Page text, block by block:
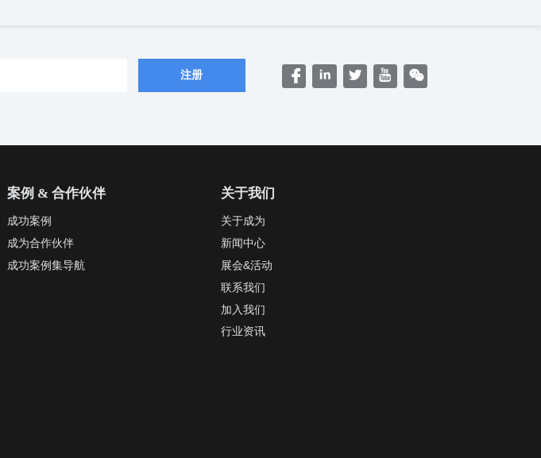
案例 & 合作伙伴
成功案例
成为合作伙伴
成功案例集导航
关于我们
关于成为
新闻中心
展会&活动
联系我们
加入我们
行业资讯